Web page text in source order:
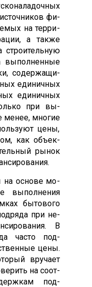
фи­
на тер­ри­
а так­же
вы­пол­ненные
со­дер­жа­щи­
еди­нич­ных
еди­нич­ных
при вы­
ме­нее, мно­гие
це­ны,
как объ­ек­
ры­нок
на ос­но­ве мо­
вы­пол­не­ния
бы­тово­го
при не­
В
час­то под­
це­ны.
вру­ча­ет
на со­от­
под­